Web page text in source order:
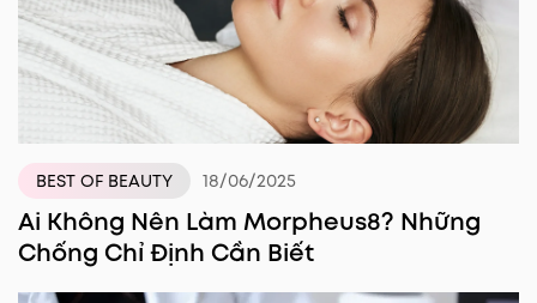
BEST OF BEAUTY 18/06/2025
Ai Không Nên Làm Morpheus8? Những
Chống Chỉ Định Cần Biết